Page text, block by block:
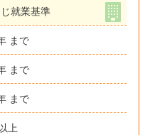
就業基準
まで
まで
まで
上